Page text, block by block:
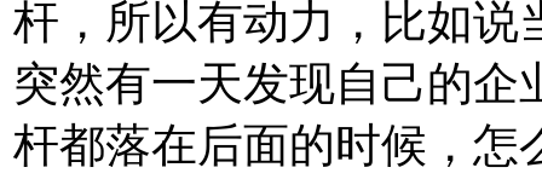
杆，所以有动力，比如说
突然有一天发现自己的企
杆都落在后面的时候，怎